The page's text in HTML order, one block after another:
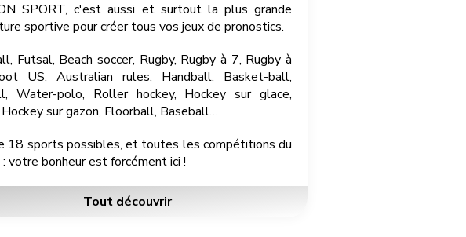
SPORT, c'est aussi et surtout la plus grande
sportive pour créer tous vos jeux de pronostics.
Futsal, Beach soccer, Rugby, Rugby à 7, Rugby à
US, Australian rules, Handball, Basket-ball,
Water-polo, Roller hockey, Hockey sur glace,
Hockey sur gazon, Floorball, Baseball…
18 sports possibles, et toutes les compétitions du
votre bonheur est forcément ici !
Tout découvrir